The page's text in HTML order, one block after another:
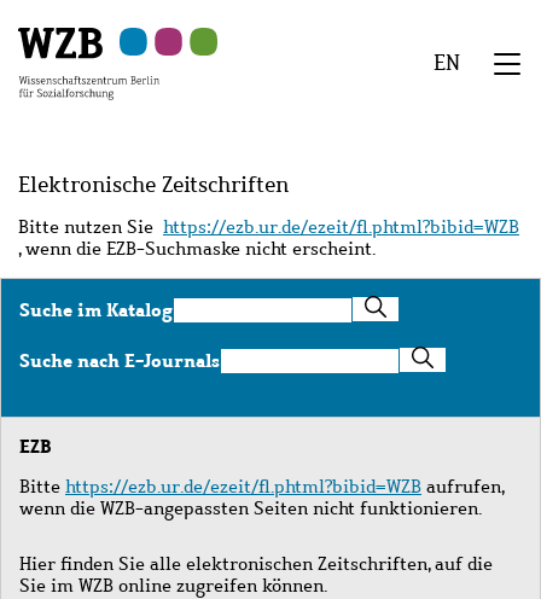
Hauptinhalt
springen
Navigation
springen
Suche
springen
Sekundärnavigation
springen
Fußzeile
springen
EN
Elektronische Zeitschriften
Bitte nutzen Sie https://ezb.ur.de/ezeit/fl.phtml?bibid=WZB
, wenn die EZB-Suchmaske nicht erscheint.
Suche im KatalogSuche
im
Katalog
Suche nach E-JournalsSuche
nach
Journals
EZB
Bitte https://ezb.ur.de/ezeit/fl.phtml?bibid=WZB aufrufen,
wenn die WZB-angepassten Seiten nicht funktionieren.
Hier finden Sie alle elektronischen Zeitschriften, auf die
Sie im WZB online zugreifen können.